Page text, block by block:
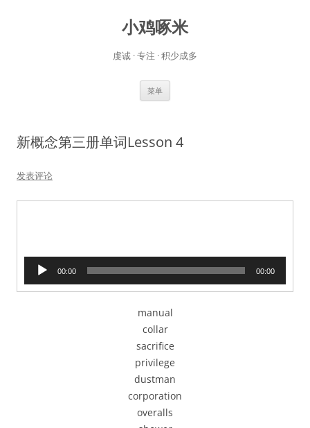
小鸡啄米
虔诚 · 专注 · 积少成多
菜单
新概念第三册单词Lesson 4
发表评论
播
00:00 00:00
manual
collar
sacrifice
privilege
dustman
corporation
overalls